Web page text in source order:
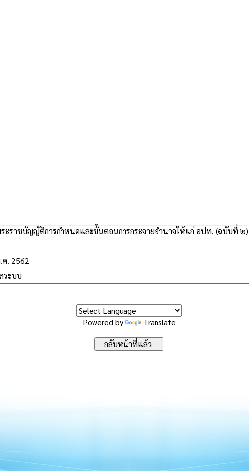
ะราชบัญญัติการกำหนดและขั้นตอนการกระจายอำนาจให้แก่ อปท. (ฉบับที่
ค. 2562
ระบบ
Powered by Translate